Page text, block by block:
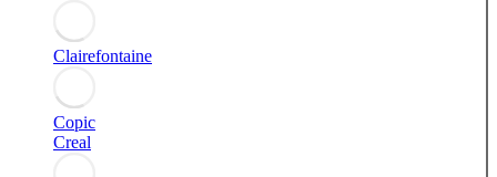
Clairefontaine
Copic
Creal